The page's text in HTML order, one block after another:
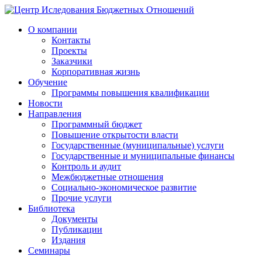
О компании
Контакты
Проекты
Заказчики
Корпоративная жизнь
Обучение
Программы повышения квалификации
Новости
Направления
Программный бюджет
Повышение открытости власти
Государственные (муниципальные) услуги
Государственные и муниципальные финансы
Контроль и аудит
Межбюджетные отношения
Социально-экономическое развитие
Прочие услуги
Библиотека
Документы
Публикации
Издания
Семинары